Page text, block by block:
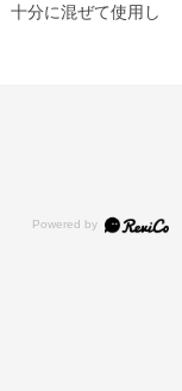
十分に混ぜて使用し